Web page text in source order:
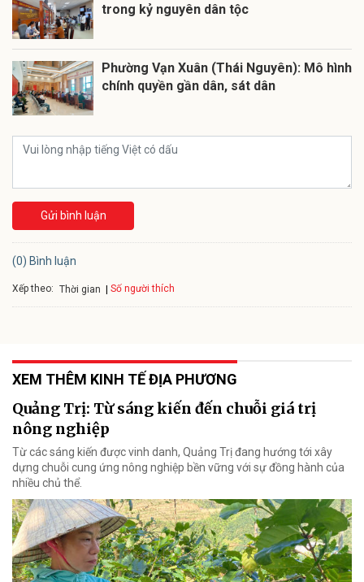
trong kỷ nguyên dân tộc
Phường Vạn Xuân (Thái Nguyên): Mô hình
chính quyền gần dân, sát dân
Gửi bình luận
(0) Bình luận
Xếp theo: Thời gian Số người thích
XEM THÊM KINH TẾ ĐỊA PHƯƠNG
Quảng Trị: Từ sáng kiến đến chuỗi giá trị
nông nghiệp
Từ các sáng kiến được vinh danh, Quảng Trị đang hướng tới xây
dựng chuỗi cung ứng nông nghiệp bền vững với sự đồng hành của
nhiều chủ thể.